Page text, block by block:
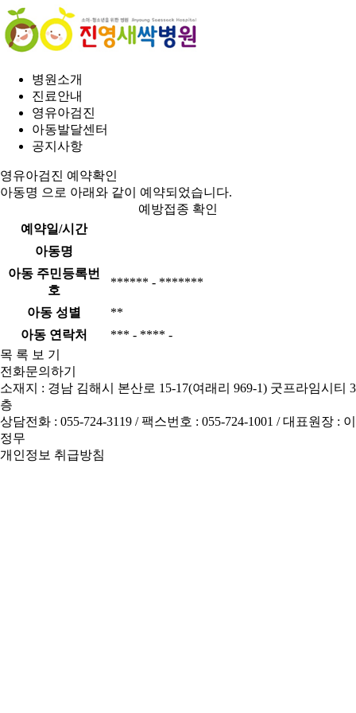
병원소개
진료안내
영유아검진
아동발달센터
공지사항
영유아검진 예약확인
아동명 으로 아래와 같이 예약되었습니다.
예방접종 확인
예약일/시간
아동명
아동 주민등록번
호
****** - *******
아동 성별
**
아동 연락처
*** - **** -
목 록 보 기
전화문의하기
소재지 : 경남 김해시 본산로 15-17(여래리 969-1) 굿프라임시티 3
층
상담전화 : 055-724-3119 / 팩스번호 : 055-724-1001 / 대표원장 : 이
정무
개인정보 취급방침